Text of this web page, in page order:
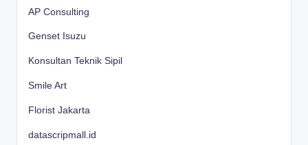
AP Consulting
Genset Isuzu
Konsultan Teknik Sipil
Smile Art
Florist Jakarta
datascripmall.id